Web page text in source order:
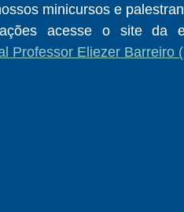
minicursos e
acesse o site da
Professor Eliezer Barreiro